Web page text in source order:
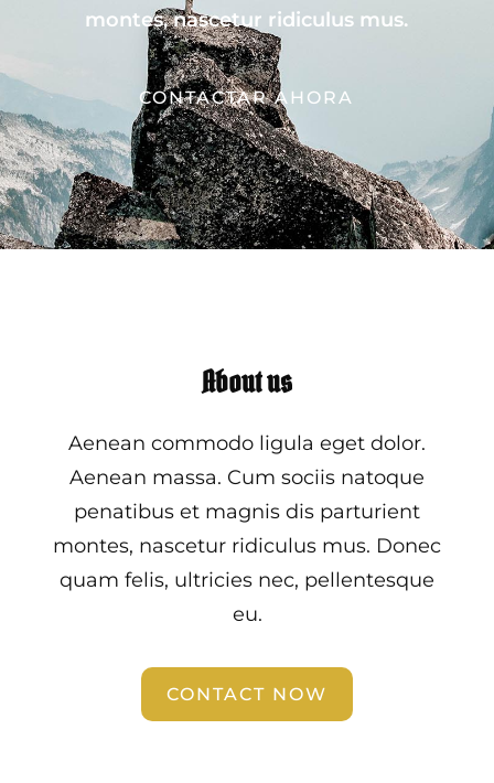
montes, nascetur ridiculus mus.
CONTACTAR AHORA
About us
Aenean commodo ligula eget dolor.
Aenean massa. Cum sociis natoque
penatibus et magnis dis parturient
montes, nascetur ridiculus mus. Donec
quam felis, ultricies nec, pellentesque
eu.
CONTACT NOW